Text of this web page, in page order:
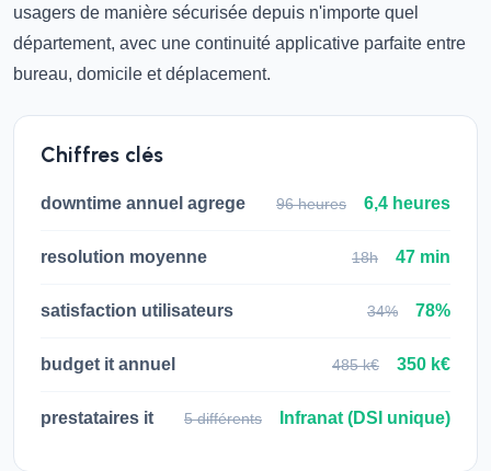
usagers de manière sécurisée depuis n'importe quel
département, avec une continuité applicative parfaite entre
bureau, domicile et déplacement.
Chiffres clés
downtime annuel agrege 96 heures 6,4 heures
resolution moyenne 18h 47 min
satisfaction utilisateurs 34% 78%
budget it annuel 485 k€ 350 k€
prestataires it 5 différents Infranat (DSI unique)